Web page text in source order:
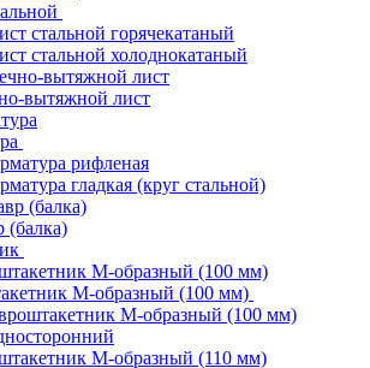
стальной горячекатаный
стальной холоднокатаный
вытяжной лист
рифленая
гладкая (круг стальной)
(балка)
М-образный (100 мм)
М-образный (100 мм)